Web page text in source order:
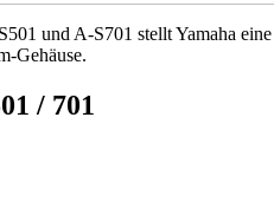
und A-S701 stellt Yamaha
Gehäuse.
/ 701